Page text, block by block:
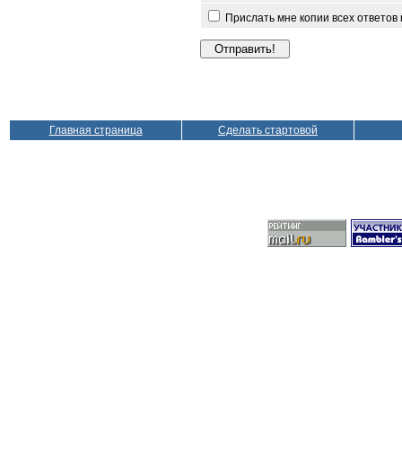
Прислать мне копии всех
Главная страница Сделать стартовой